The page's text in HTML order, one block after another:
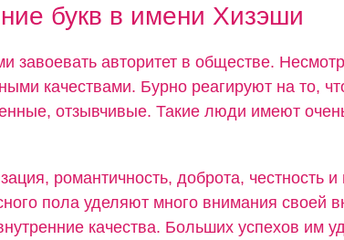
букв в имени Хизэши
завоевать авторитет в обществе.
качествами. Бурно реагируют на то,
отзывчивые. Такие люди имеют
романтичность, доброта, честность
пола уделяют много внимания своей
качества. Больших успехов им